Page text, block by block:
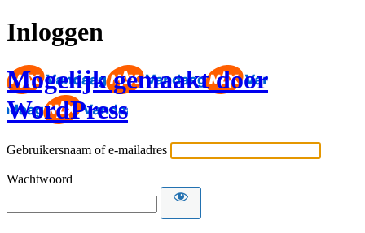
Inloggen
Mogelijk gemaakt door
WordPress
Gebruikersnaam of e-mailadres
Wachtwoord